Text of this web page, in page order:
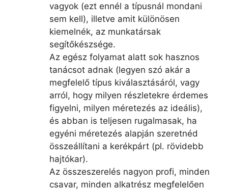
vagyok (ezt ennél a típusnál mondani
sem kell), illetve amit különösen
kiemelnék, az munkatársak
segítőkészsége.
Az egész folyamat alatt sok hasznos
tanácsot adnak (legyen szó akár a
megfelelő típus kiválasztásáról, vagy
arról, hogy milyen részletekre érdemes
figyelni, milyen méretezés az ideális),
és abban is teljesen rugalmasak, ha
egyéni méretezés alapján szeretnéd
összeállítani a kerékpárt (pl. rövidebb
hajtókar).
Az összeszerelés nagyon profi, minden
csavar, minden alkatrész megfelelően